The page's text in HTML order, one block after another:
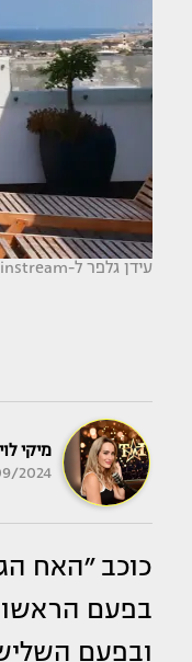
עידן גלפר ל-mainstream (צילום: יח"צ אמיר מאירי)
מיקי
| 21:00
כוכב ״האח
בפעם
ובפעם